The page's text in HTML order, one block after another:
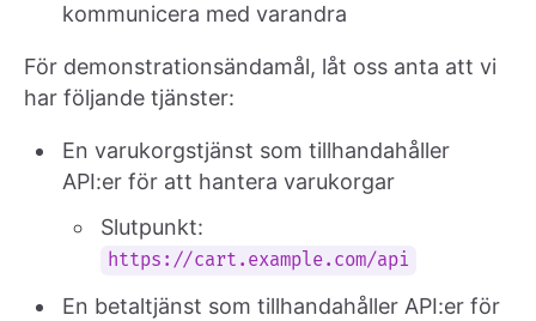
kommunicera med varandra
För demonstrationsändamål, låt oss anta att vi
har följande tjänster:
En varukorgstjänst som tillhandahåller
API:er för att hantera varukorgar
Slutpunkt:
https://cart.example.com/api
En betaltjänst som tillhandahåller API:er för